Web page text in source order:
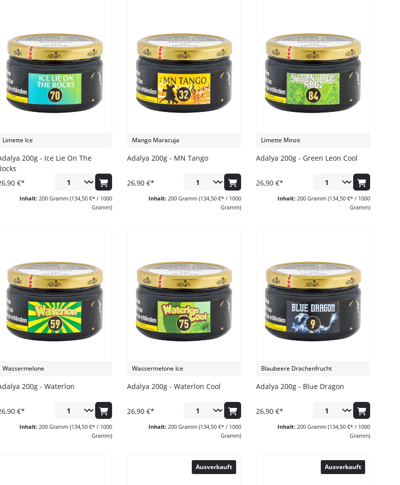
Darkside
Dschinni Tobacco
Electro Smog
HIDE
Holster
Jent
Kismet
Must H
OS Tabak
Ocean
Odinson
Revoshi
Savu
Start Now
Theo
Limette Ice
200g - Ice Lie On The
€*
Inhalt: 200 Gramm (134,50 €* / 1000
Gramm)
Mango Maracuja
Adalya 200g - MN Tango
26,90 €*
Inhalt: 200 Gramm (134,50 €* / 1000
Gramm)
Limette Minze
Adalya 200g - Green Leon Cool
26,90 €*
Inhalt: 200 Gramm (134,50 €* / 1000
Gramm)
Wassermelone
200g - Waterlon
€*
Inhalt: 200 Gramm (134,50 €* / 1000
Gramm)
Wassermelone Ice
Adalya 200g - Waterlon Cool
26,90 €*
Inhalt: 200 Gramm (134,50 €* / 1000
Gramm)
Blaubeere Drachenfrucht
Adalya 200g - Blue Dragon
26,90 €*
Inhalt: 200 Gramm (134,50 €* / 1000
Gramm)
Ausverkauft Ausverkauft